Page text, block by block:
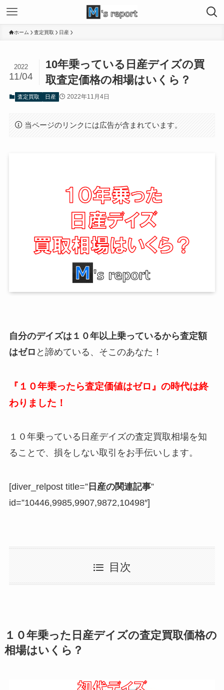
ホーム 査定買取 日産
10年乗っている日産デイズの買
取査定価格の相場はいくら？
2022
11/04
査定買取 日産 2022年11月4日
当ページのリンクには広告が含まれています。
自分のデイズは１０年以上乗っているから査定額
はゼロ と諦めている、そこのあなた！
『１０年乗ったら査定価値はゼロ』の時代は終
わりました！
１０年乗っている日産デイズの査定買取相場を知
ることで、損をしない取引をお手伝いします。
[diver_relpost title=”日産の関連記事”
id=”10446,9985,9907,9872,10498″]
目次
１０年乗った日産デイズの査定買取価格の
相場はいくら？